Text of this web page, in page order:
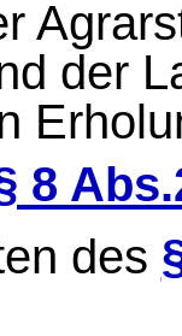
der
8
des